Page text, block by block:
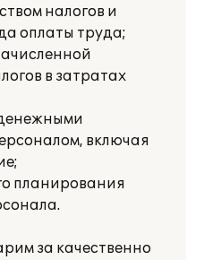
налогов и
оплаты труда;
в затратах
включая
планирования
за качественно